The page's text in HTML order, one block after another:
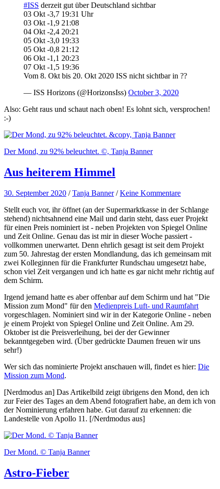
#ISS derzeit gut über Deutschland sichtbar
03 Okt -3,7 19:31 Uhr
03 Okt -1,9 21:08
04 Okt -2,4 20:21
05 Okt -3,0 19:33
05 Okt -0,8 21:12
06 Okt -1,1 20:23
07 Okt -1,5 19:36
Vom 8. Okt bis 20. Okt 2020 ISS nicht sichtbar in ??
— ISS Horizons (@HorizonsIss) October 3, 2020
Also: Geht raus und schaut nach oben! Es lohnt sich, versprochen!
:-)
Der Mond, zu 92% beleuchtet. ©, Tanja Banner
Aus heiterem Himmel
30. September 2020 /Tanja Banner /Keine Kommentare
Stellt euch vor, ihr öffnet (an der Supermarktkasse in der Schlange
stehend) nichtsahnend eine Mail und darin steht, dass euer Projekt
für einen Preis nominiert ist - neben Projekten von Spiegel Online
und Zeit Online. Genau das ist mir in dieser Woche passiert -
vollkommen unerwartet. Denn ehrlich gesagt ist seit dem Projekt
zum 50. Jahrestag der ersten Mondlandung, das ich gemeinsam mit
zwei Kolleginnen für die Frankfurter Rundschau umgesetzt habe,
schon viel Zeit vergangen und ich hatte es gar nicht mehr richtig auf
dem Schirm.
Irgend jemand hatte es aber offenbar auf dem Schirm und hat "Die
Mission zum Mond" für den Medienpreis Luft- und Raumfahrt
vorgeschlagen. Nominiert sind wir in der Kategorie Online - neben
je einem Projekt von Spiegel Online und Zeit Online. Am 29.
Oktober ist die Preisverleihung, bei der der Gewinner
bekanntgegeben wird. (Über gedrückte Daumen freuen wir uns
sehr!)
Wer sich das nominierte Projekt anschauen will, findet es hier: Die
Mission zum Mond.
[Nerdmodus an] Das Artikelbild zeigt übrigens den Mond, den ich
zur Feier des Tages an dem Abend fotografiert habe, an dem ich von
der Nominierung erfahren habe. Gut darauf zu erkennen: die
Landestelle von Apollo 11. [/Nerdmodus aus]
Der Mond. © Tanja Banner
Astro-Fieber